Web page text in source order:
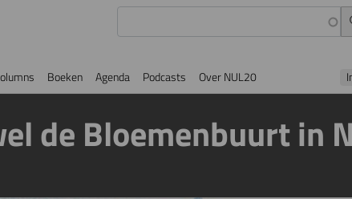
Boeken Agenda Podcasts Over NUL20
de Bloemenbuurt in